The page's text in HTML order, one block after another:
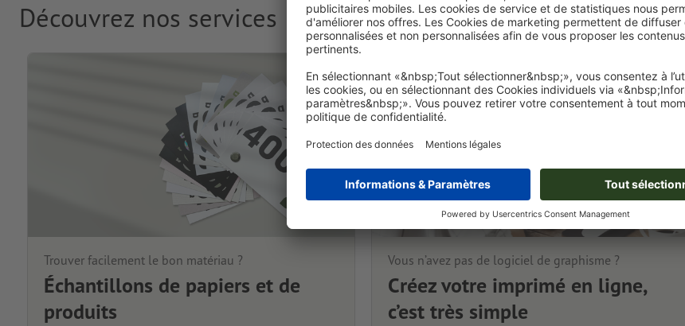
Découvrez nos services
Trouver facilement le bon matériau ?
Échantillons de papiers et de
produits
Vous n’avez pas de logiciel de graphisme ?
Créez votre imprimé en ligne,
c’est très simple